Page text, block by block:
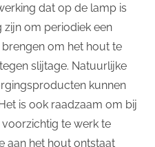
dat op de lamp is
zijn om periodiek een
om het hout te
slijtage. Natuurlijke
kunnen
is ook raadzaam om bij
te werk te
aan het hout ontstaat